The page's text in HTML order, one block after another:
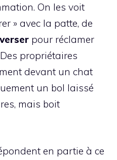
On les voit
» avec la patte, de
pour réclamer
propriétaires
devant un chat
un bol laissé
mais boit
en partie à ce